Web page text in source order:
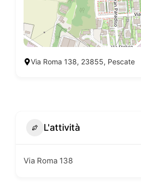
Via Roma 138, 23855, Pescate
L'attività
Via Roma 138